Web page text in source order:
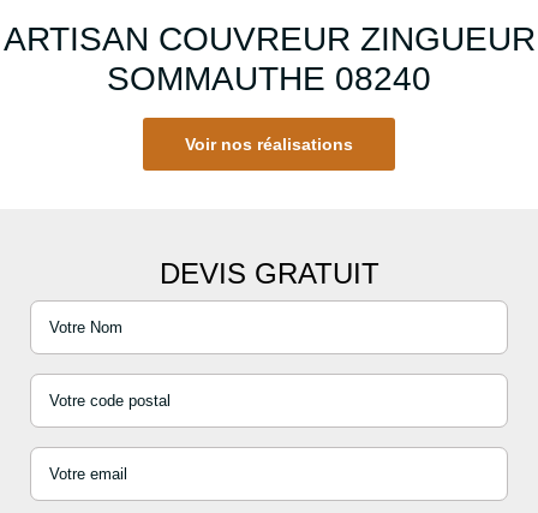
ARTISAN COUVREUR ZINGUEUR
SOMMAUTHE 08240
Voir nos réalisations
DEVIS GRATUIT